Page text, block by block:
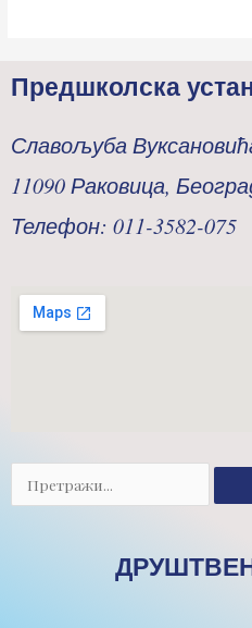
Предшколска
Славољуба
11090 Раковица,
Телефон: 011-3582-075